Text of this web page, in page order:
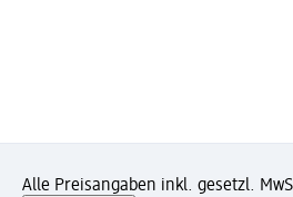
Alle Preisangaben inkl. gesetzl.